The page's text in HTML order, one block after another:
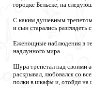
городке Бельске, на
С каким душевным
и сын старались
Еженощные наблюдения в
надлунного мира...
Шура трепетал над своими
раскрывал, любовался со
полки в шкафы и, отойдя на